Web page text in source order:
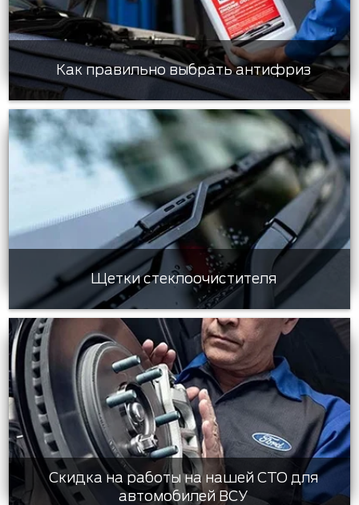
Как правильно выбрать антифриз
Щетки стеклоочистителя
Скидка на работы на нашей СТО для
автомобилей ВСУ